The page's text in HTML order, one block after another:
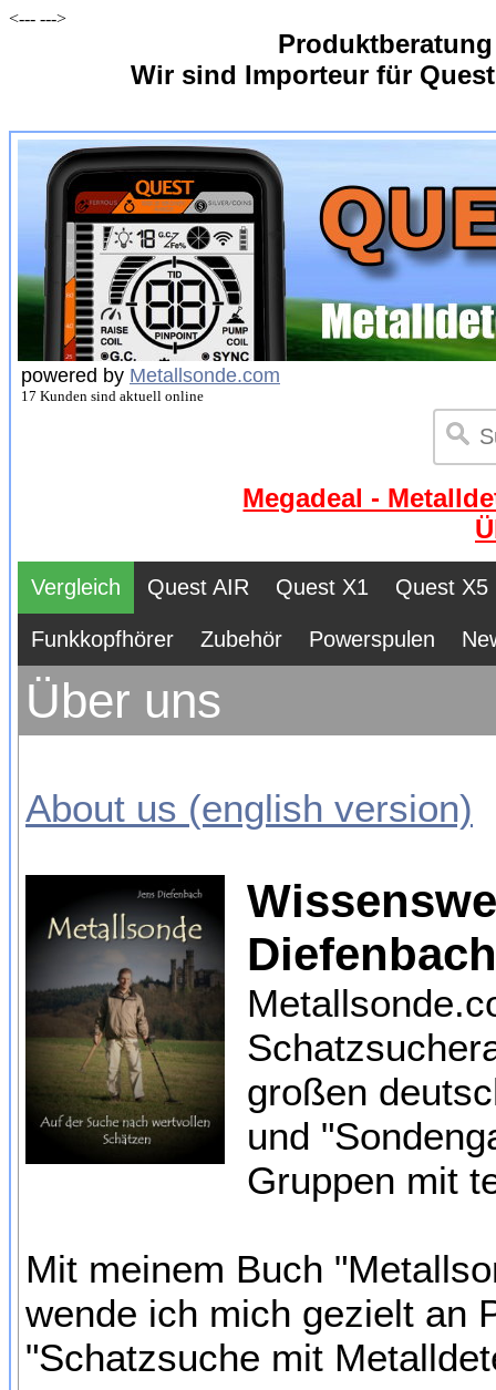
<--- --->
Wir sind Importeur für
powered by Metallsonde.com
17 Kunden sind aktuell online
Megadeal -
Vergleich Quest AIR Quest X1 Quest X5
Funkkopfhörer Zubehör Powerspulen
Über uns
About us (english version)
großen
und
Gruppen mit
Mit meinem Buch
wende ich mich gezielt an
"Schatzsuche mit